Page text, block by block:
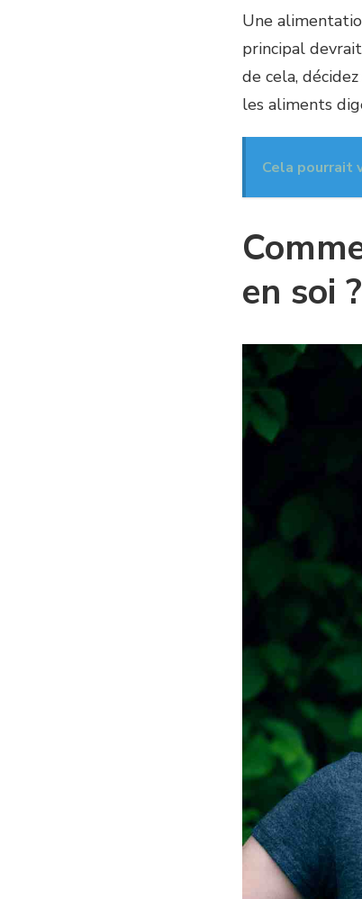
Une
principal
de cela,
les aliments
Cela pourrait
en soi ?